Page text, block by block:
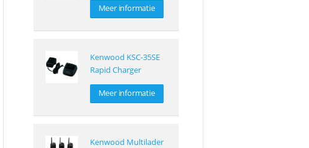
Meer informatie
Kenwood KSC-35SE
Rapid Charger
Meer informatie
Kenwood Multilader